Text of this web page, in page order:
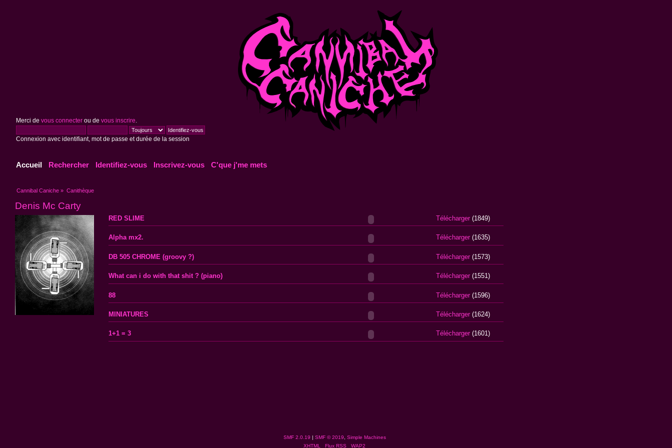
Merci de vous connecterou de vous inscrire
Connexion avec identifiant, mot de passe et durée de la session
Accueil Rechercher Identifiez-vous Inscrivez-vous C'que j'me mets
Cannibal Caniche » Canithèque
Denis Mc Carty
RED SLIME Télécharger(1849)
Alpha mx2. Télécharger(1635)
DB 505 CHROME (groovy ?) Télécharger(1573)
What can i do with that shit ? (piano) Télécharger(1551)
88 Télécharger(1596)
MINIATURES Télécharger(1624)
1+1 = 3 Télécharger(1601)
SMF 2.0.19 | SMF © 2019
Simple Machines
XHTML
Flux RSS WAP2